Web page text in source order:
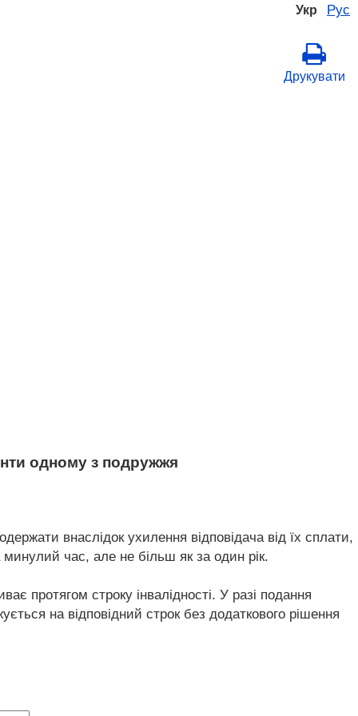
Укр Рус
Друкувати
одному з подружжя
внаслідок ухилення відповідача від їх сплати,
час, але не більш як за один рік.
протягом строку інвалідності. У разі подання
на відповідний строк без додаткового рішення